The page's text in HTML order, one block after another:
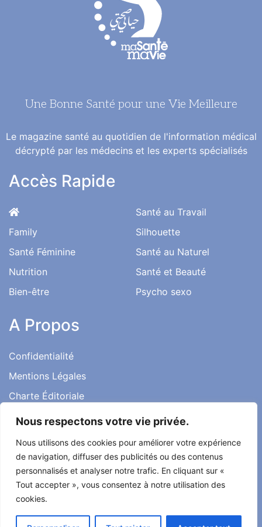
Nous respectons votre vie privée.
Nous utilisons des cookies pour améliorer votre expérience
de navigation, diffuser des publicités ou des contenus
personnalisés et analyser notre trafic. En cliquant sur «
Tout accepter », vous consentez à notre utilisation des
cookies.
Une Bonne Santé pour une Vie Meilleure
Le magazine santé au quotidien de l'information médical
décrypté par les médecins et les experts spécialisés
Accès Rapide
Family
Santé Féminine
Nutrition
Bien-être
Santé au Travail
Silhouette
Santé au Naturel
Santé et Beauté
Psycho sexo
A Propos
Confidentialité
Mentions Légales
Charte Éditoriale
Conditions d’utilisation
Témoignages
Tout droit réservé ma santé ma vie 2022